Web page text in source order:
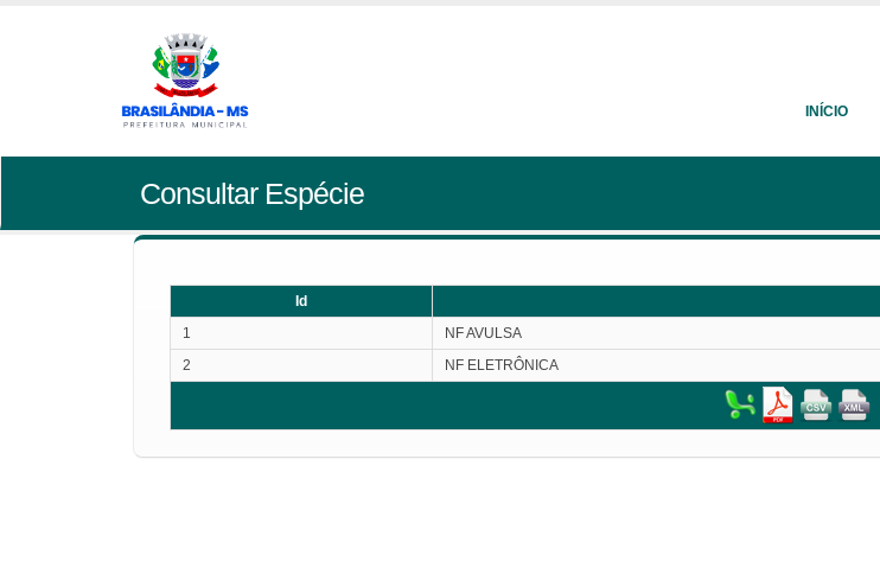
INÍCIO
Consultar Espécie
Id
1
NF AVULSA
2
NF ELETRÔNICA